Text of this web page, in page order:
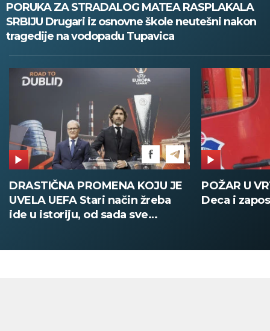
PORUKA ZA STRADALOG MATEA RASPLAKALA
SRBIJU Drugari iz osnovne škole neutešni nakon
tragedije na vodopadu Tupavica
DRASTIČNA PROMENA KOJU JE
UVELA UEFA Stari način žreba
ide u istoriju, od sada sve
POŽAR U
Deca i